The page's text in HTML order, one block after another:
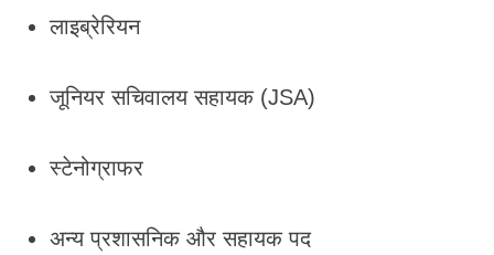
लाइब्रेरियन
जूनियर सचिवालय सहायक (JSA)
स्टेनोग्राफर
अन्य प्रशासनिक और सहायक पद